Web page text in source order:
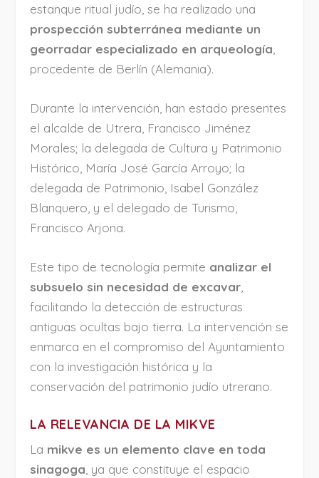
estanque ritual judío, se ha realizado una
prospección subterránea mediante un
georradar especializado en arqueología
procedente de Berlín (Alemania).
Durante la intervención, han estado presentes
el alcalde de Utrera, Francisco Jiménez
Morales; la delegada de Cultura y Patrimonio
Histórico, María José García Arroyo; la
delegada de Patrimonio, Isabel González
Blanquero, y el delegado de Turismo,
Francisco Arjona.
Este tipo de tecnología permite analizar el
subsuelo sin necesidad de excavar
facilitando la detección de estructuras
antiguas ocultas bajo tierra. La intervención se
enmarca en el compromiso del Ayuntamiento
con la investigación histórica y la
conservación del patrimonio judío utrerano.
LA RELEVANCIA DE LA MIKVE
La mikve es un elemento clave en toda
sinagoga , ya que constituye el espacio